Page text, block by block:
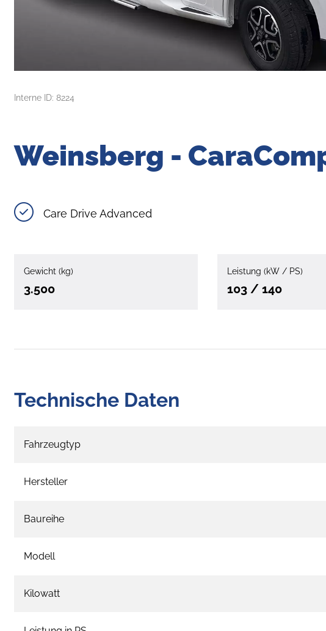
Interne ID: 8224
Weinsberg -
Care Drive Advanced
Gewicht (kg)
3.500
Leistung (kW / PS)
103 / 140
Technische Daten
Fahrzeugtyp
Hersteller
Baureihe
Modell
Kilowatt